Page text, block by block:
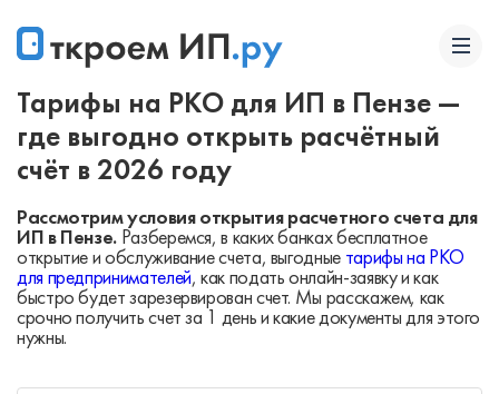
Тарифы на РКО для ИП в Пензе —
где выгодно открыть расчётный
счёт в 2026 году
Рассмотрим условия открытия расчетного счета для
ИП в Пензе. Разберемся, в каких банках бесплатное
открытие и обслуживание счета, выгодные тарифы на РКО
для предпринимателей, как подать онлайн-заявку и как
быстро будет зарезервирован счет. Мы расскажем, как
срочно получить счет за 1 день и какие документы для этого
нужны.